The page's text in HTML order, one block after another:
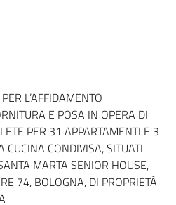
L’AFFIDAMENTO
E POSA IN OPERA DI
PER 31 APPARTAMENTI E 3
CONDIVISA, SITUATI
MARTA SENIOR HOUSE,
74, BOLOGNA, DI PROPRIETÀ